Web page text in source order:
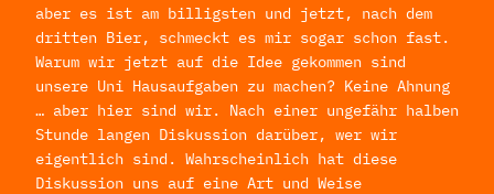
aber es ist am billigsten und jetzt, nach dem
dritten Bier, schmeckt es mir sogar schon fast.
Warum wir jetzt auf die Idee gekommen sind
unsere Uni Hausaufgaben zu machen? Keine Ahnung
… aber hier sind wir. Nach einer ungefähr halben
Stunde langen Diskussion darüber, wer wir
eigentlich sind. Wahrscheinlich hat diese
Diskussion uns auf eine Art und Weise